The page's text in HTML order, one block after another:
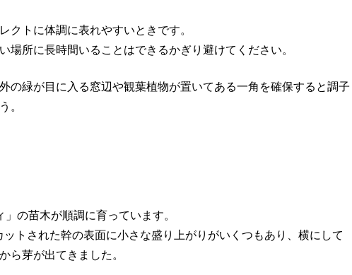
クトに体調に表れやすいときです。
場所に長時間いることはできるかぎり避けてください。
の緑が目に入る窓辺や観葉植物が置いてある一角を確保すると調子
。
の苗木が順調に育っています。
トされた幹の表面に小さな盛り上がりがいくつもあり、横にして
ら芽が出てきました。